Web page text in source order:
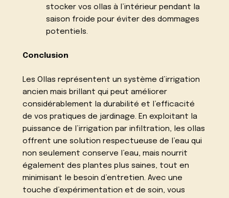
stocker vos ollas à l’intérieur pendant la
saison froide pour éviter des dommages
potentiels.
Conclusion
Les Ollas représentent un système d’irrigation
ancien mais brillant qui peut améliorer
considérablement la durabilité et l’efficacité
de vos pratiques de jardinage. En exploitant la
puissance de l’irrigation par infiltration, les ollas
offrent une solution respectueuse de l’eau qui
non seulement conserve l’eau, mais nourrit
également des plantes plus saines, tout en
minimisant le besoin d’entretien. Avec une
touche d’expérimentation et de soin, vous